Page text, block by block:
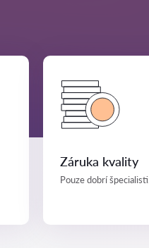
Záruka kvality
Pouze dobrí špecialisti.